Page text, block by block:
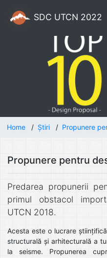
SDC UTCN 2022
Home / Știri / Propunere
Propunere pentru
Predarea propunerii
primul obstacol
UTCN 2018.
Acesta este o lucrare
structurală și arhitecturală a
la seisme. Propunerea